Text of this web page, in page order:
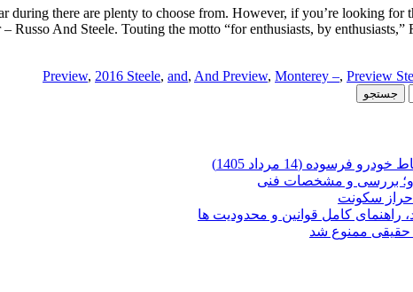
during there are plenty to choose from. However, if you’re looking
Russo And Steele. Touting the motto “for enthusiasts, by enthusiasts,”
, 2016 Steele, and, And Preview, Monterey –, Preview
(14 مرداد 1405)
سکونت
راهنمای کامل قوانین و محدودیت ها
ممنوع شد